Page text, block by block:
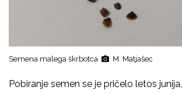
Semena malega škrbotca M. Matjašec
Pobiranje semen se je pričelo letos